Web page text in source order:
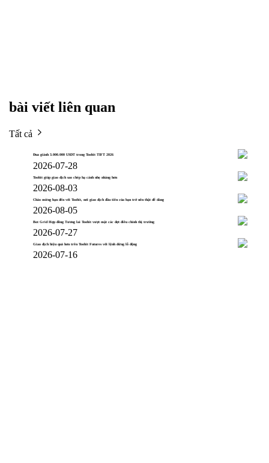
bài viết liên quan
Tất cả
Đua giành 3.000.000 USDT trong Toobit TIFT 2026
2026-07-28
Toobit giúp giao dịch sao chép hạ cánh nhẹ nhàng hơn
2026-08-03
Chào mừng bạn đến với Toobit, nơi giao dịch đầu tiên của bạn trở nên thật dễ dàng
2026-08-05
Bot Grid Hợp đồng Tương lai Toobit vượt mặt các đợt điều chỉnh thị trường
2026-07-27
Giao dịch hiệu quả hơn trên Toobit Futures với lệnh dừng lỗ động
2026-07-16